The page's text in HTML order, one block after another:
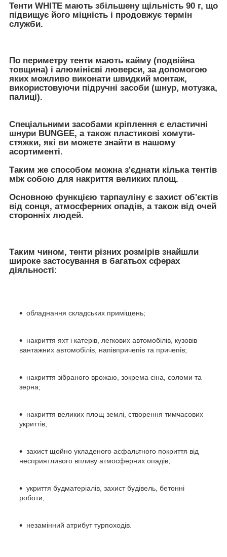
Тенти WHITE мають збільшену щільність 90 г, що
підвищує його міцність і продовжує термін
служби.
По периметру тенти мають кайму (подвійна
товщина) і алюмінієві люверси, за допомогою
яких можливо виконати швидкий монтаж,
використовуючи підручні засоби (шнур, мотузка,
палиці).
Спеціальними засобами кріплення є еластичні
шнури BUNGEE, а також пластикові хомути-
стяжки, які ви можете знайти в нашому
асортименті.
Таким же способом можна з'єднати кілька тентів
між собою для накриття великих площ.
Основною функцією тарпауліну є захист об'єктів
від сонця, атмосферних опадів, а також від очей
сторонніх людей.
Таким чином, тенти різних розмірів знайшли
широке застосування в багатьох сферах
діяльності:
обладнання складських приміщень;
накриття яхт і катерів, легкових автомобілів, кузовів
вантажних автомобілів, напівпричепів та причепів;
накриття зібраного врожаю, зокрема сіна, соломи та
зерна;
накриття великих площ землі, створення тимчасових
укриттів;
захист щойно укладеного асфальтного покриття від
несприятливого впливу атмосферних опадів;
укриття будматеріалів, захист будівель, бетонні
роботи;
незамінний атрибут турпоходів.